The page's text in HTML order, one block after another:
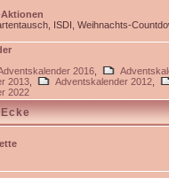
ISDI, Weihnachts-
2016
2013
Adventskalender 2012
2022